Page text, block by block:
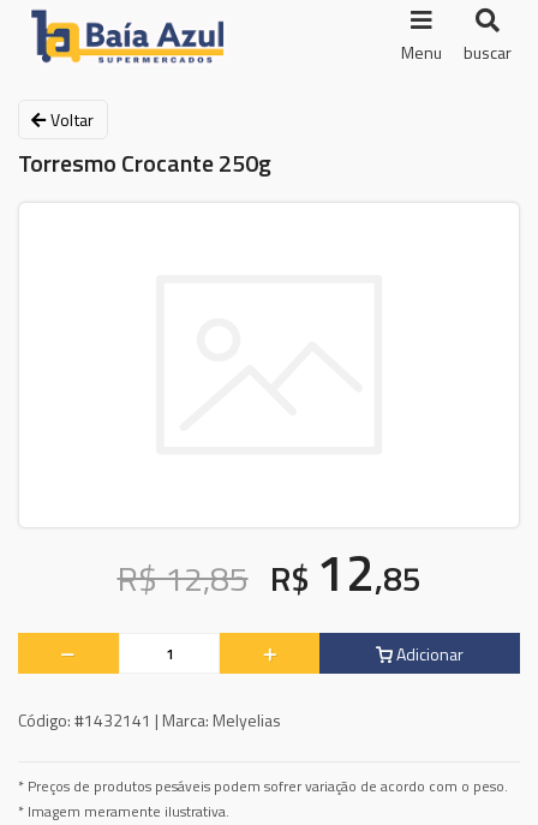
Menu buscar
Voltar
Torresmo Crocante 250g
R$ 12,85 R$ 12,85
Adicionar
Código:#1432141 | Marca: Melyelias
* Preços de produtos pesáveis podem sofrer variação de acordo com o peso.
* Imagem meramente ilustrativa.